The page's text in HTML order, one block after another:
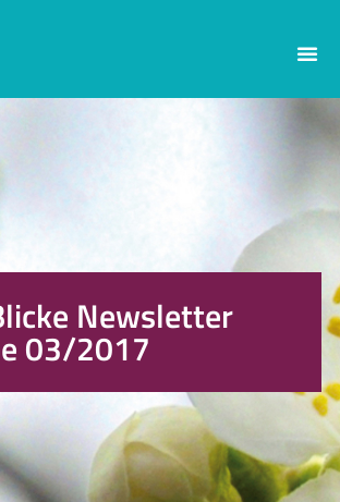
Newsletter
03/2017